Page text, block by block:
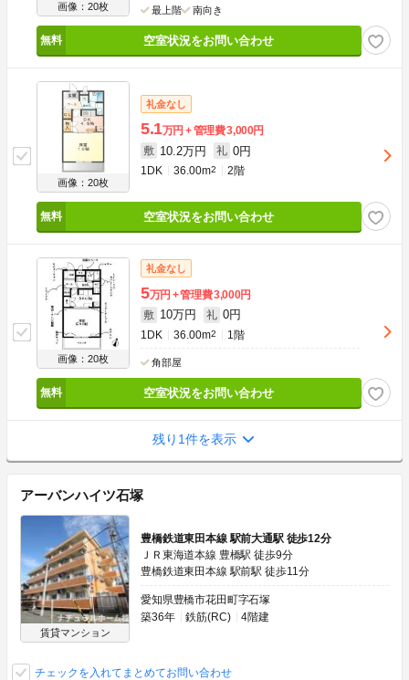
画像：20枚 最上階 南向き
空室状況をお問い合わせ
画像：20枚
礼金なし
5.1万円 管理費3,000円
敷 10.2万円 礼 0円
1DK 36.00m2 2階
空室状況をお問い合わせ
画像：20枚
礼金なし
5万円 管理費3,000円
敷 10万円 礼 0円
1DK 36.00m2 1階
角部屋
空室状況をお問い合わせ
残り1件を表示
アーバンハイツ石塚
賃貸マンション
豊橋鉄道東田本線 駅前大通駅 徒歩12分
ＪＲ東海道本線 豊橋駅 徒歩9分
豊橋鉄道東田本線 駅前駅 徒歩11分
愛知県豊橋市花田町字石塚
築36年
鉄筋(RC) 4階建
チェックを入れてまとめてお問い合わせ